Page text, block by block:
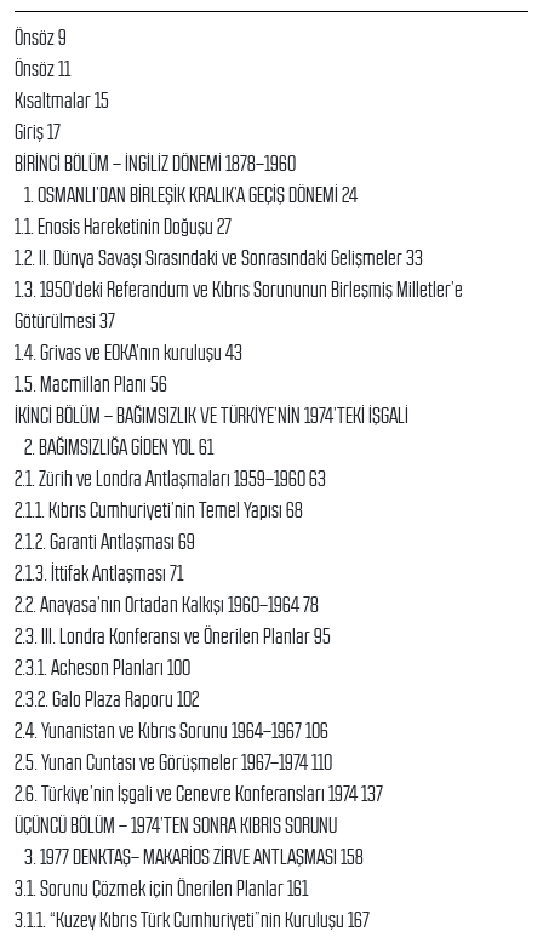
Önsöz 9
Önsöz 11
Kısaltmalar 15
Giriş 17
BİRİNCİ BÖLÜM – İNGİLİZ DÖNEMİ 1878–1960
1. OSMANLI’DAN BİRLEŞİK KRALIK’A GEÇİŞ DÖNEMİ 24
1.1. Enosis Hareketinin Doğuşu 27
1.2. II. Dünya Savaşı Sırasındaki ve Sonrasındaki Gelişmeler 33
1.3. 1950’deki Referandum ve Kıbrıs Sorununun Birleşmiş Milletler’e
Götürülmesi 37
1.4. Grivas ve EOKA’nın kuruluşu 43
1.5. Macmillan Planı 56
İKİNCİ BÖLÜM – BAĞIMSIZLIK VE TÜRKİYE’NİN 1974’TEKİ İŞGALİ
2. BAĞIMSIZLIĞA GİDEN YOL 61
2.1. Zürih ve Londra Antlaşmaları 1959–1960 63
2.1.1. Kıbrıs Cumhuriyeti’nin Temel Yapısı 68
2.1.2. Garanti Antlaşması 69
2.1.3. İttifak Antlaşması 71
2.2. Anayasa’nın Ortadan Kalkışı 1960–1964 78
2.3. III. Londra Konferansı ve Önerilen Planlar 95
2.3.1. Acheson Planları 100
2.3.2. Galo Plaza Raporu 102
2.4. Yunanistan ve Kıbrıs Sorunu 1964–1967 106
2.5. Yunan Cuntası ve Görüşmeler 1967–1974 110
2.6. Türkiye’nin İşgali ve Cenevre Konferansları 1974 137
ÜÇÜNCÜ BÖLÜM – 1974’TEN SONRA KIBRIS SORUNU
3. 1977 DENKTAŞ– MAKARİOS ZİRVE ANTLAŞMASI 158
3.1. Sorunu Çözmek için Önerilen Planlar 161
3.1.1. “Kuzey Kıbrıs Türk Cumhuriyeti”nin Kuruluşu 167